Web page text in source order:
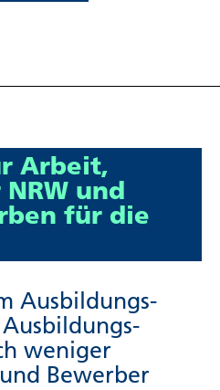
Arbeit,
und
für die
Ausbil­dungs­
weniger
Bewerber